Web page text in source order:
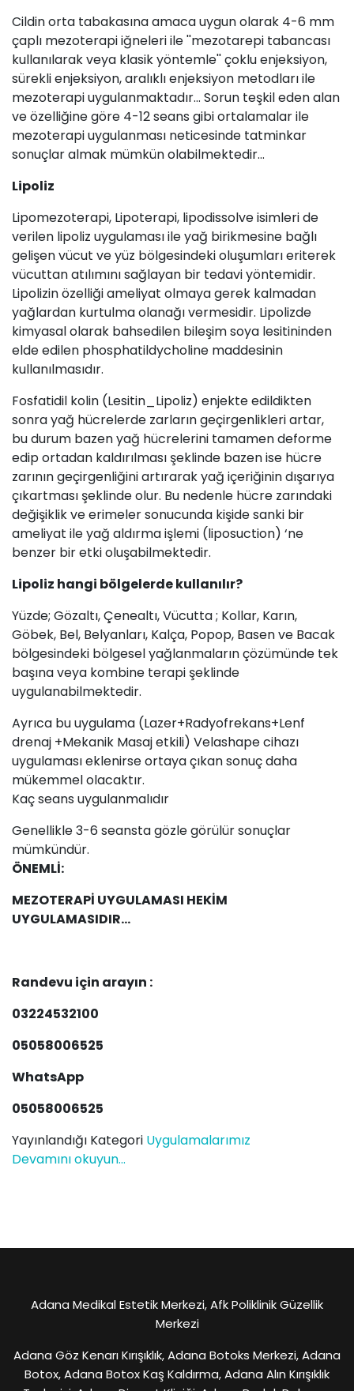
Cildin orta tabakasına amaca uygun olarak 4-6 mm
çaplı mezoterapi iğneleri ile ''mezotarepi tabancası
kullanılarak veya klasik yöntemle'' çoklu enjeksiyon,
sürekli enjeksiyon, aralıklı enjeksiyon metodları ile
mezoterapi uygulanmaktadır… Sorun teşkil eden alan
ve özelliğine göre 4-12 seans gibi ortalamalar ile
mezoterapi uygulanması neticesinde tatminkar
sonuçlar almak mümkün olabilmektedir…
Lipoliz
Lipomezoterapi, Lipoterapi, lipodissolve isimleri de
verilen lipoliz uygulaması ile yağ birikmesine bağlı
gelişen vücut ve yüz bölgesindeki oluşumları eriterek
vücuttan atılımını sağlayan bir tedavi yöntemidir.
Lipolizin özelliği ameliyat olmaya gerek kalmadan
yağlardan kurtulma olanağı vermesidir. Lipolizde
kimyasal olarak bahsedilen bileşim soya lesitininden
elde edilen phosphatildycholine maddesinin
kullanılmasıdır.
Fosfatidil kolin (Lesitin_Lipoliz) enjekte edildikten
sonra yağ hücrelerde zarların geçirgenlikleri artar,
bu durum bazen yağ hücrelerini tamamen deforme
edip ortadan kaldırılması şeklinde bazen ise hücre
zarının geçirgenliğini artırarak yağ içeriğinin dışarıya
çıkartması şeklinde olur. Bu nedenle hücre zarındaki
değişiklik ve erimeler sonucunda kişide sanki bir
ameliyat ile yağ aldırma işlemi (liposuction) ‘ne
benzer bir etki oluşabilmektedir.
Lipoliz hangi bölgelerde kullanılır?
Yüzde; Gözaltı, Çenealtı, Vücutta ; Kollar, Karın,
Göbek, Bel, Belyanları, Kalça, Popop, Basen ve Bacak
bölgesindeki bölgesel yağlanmaların çözümünde tek
başına veya kombine terapi şeklinde
uygulanabilmektedir.
Ayrıca bu uygulama (Lazer+Radyofrekans+Lenf
drenaj +Mekanik Masaj etkili) Velashape cihazı
uygulaması eklenirse ortaya çıkan sonuç daha
mükemmel olacaktır.
Kaç seans uygulanmalıdır
Genellikle 3-6 seansta gözle görülür sonuçlar
mümkündür.
ÖNEMLİ:
MEZOTERAPİ UYGULAMASI HEKİM
UYGULAMASIDIR...
Randevu için arayın :
03224532100
05058006525
WhatsApp
05058006525
Yayınlandığı Kategori Uygulamalarımız
Devamını okuyun...
Adana Medikal Estetik Merkezi, Afk Poliklinik Güzellik
Merkezi
Adana Göz Kenarı Kırışıklık, Adana Botoks Merkezi, Adana
Botox, Adana Botox Kaş Kaldırma, Adana Alın Kırışıklık